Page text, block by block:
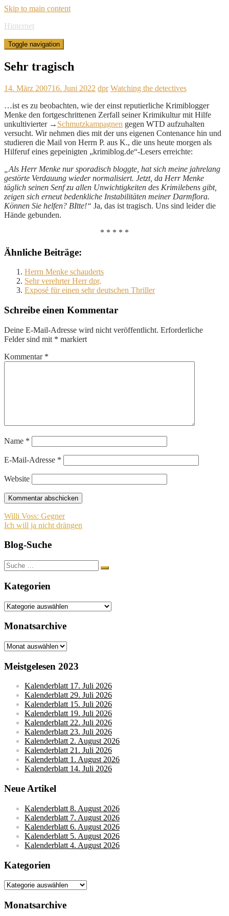
Skip to main content
Hinternet
Toggle navigation
Sehr tragisch
14. März 200716. Juni 2022 dpr Watching the detectives
…ist es zu beobachten, wie der einst reputierliche Krimiblogger
Menke den fortgeschrittenen Zerfall seiner Krimikultur mit Hilfe
unkultivierter → Schmutzkampagnen gegen WTD aufzuhalten
versucht. Wir nehmen dies mit der uns eigenen Contenance hin und
studieren die Mail von Herrn P. aus K., die uns heute morgen als
Hilferuf eines gepeinigten „krimiblog.de“-Lesers erreichte:
„Als Herr Menke nur sporadisch bloggte, hat sich meine jahrelang
gestörte Verdauung wieder normalisiert. Jetzt, da Herr Menke
täglich seinen Senf zu allen Unwichtigkeiten des Krimilebens gibt,
zeigen sich erneut bedenkliche Instabilitäten meiner Darmflora.
Können Sie helfen? BItte!“ Ja, das ist tragisch. Uns sind leider die
Hände gebunden.
* * * * *
Ähnliche Beiträge:
Herrn Menke schauderts
Sehr verehrter Herr dpr,
Exposé für einen sehr deutschen Thriller
Schreibe einen Kommentar
Deine E-Mail-Adresse wird nicht veröffentlicht. Erforderliche
Felder sind mit * markiert
Kommentar *
Name *
E-Mail-Adresse *
Website
Beitragsnavigation
Willi Voss: Gegner
Ich will ja nicht drängen
Blog-Suche
Suche
nach:
Kategorien
Kategorien
Monatsarchive
Monatsarchive
Meistgelesen 2023
Kalenderblatt 17. Juli 2026
Kalenderblatt 29. Juli 2026
Kalenderblatt 15. Juli 2026
Kalenderblatt 19. Juli 2026
Kalenderblatt 22. Juli 2026
Kalenderblatt 23. Juli 2026
Kalenderblatt 2. August 2026
Kalenderblatt 21. Juli 2026
Kalenderblatt 1. August 2026
Kalenderblatt 14. Juli 2026
Neue Artikel
Kalenderblatt 8. August 2026
Kalenderblatt 7. August 2026
Kalenderblatt 6. August 2026
Kalenderblatt 5. August 2026
Kalenderblatt 4. August 2026
Kategorien
Kategorien
Monatsarchive